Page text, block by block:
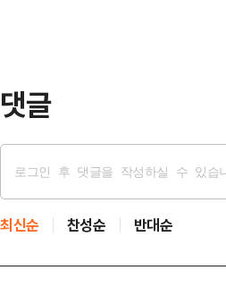
댓글
최신순 찬성순 반대순